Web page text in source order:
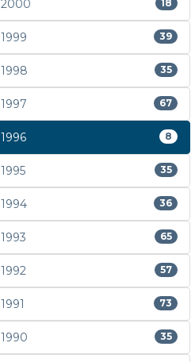
2000 18
1999 39
1998 35
1997 67
1996 8
1995 35
1994 36
1993 65
1992 57
1991 73
1990 35